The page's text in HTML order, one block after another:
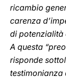
ricambio
carenza
di potenzialità
A questa
risponde
testimonianza